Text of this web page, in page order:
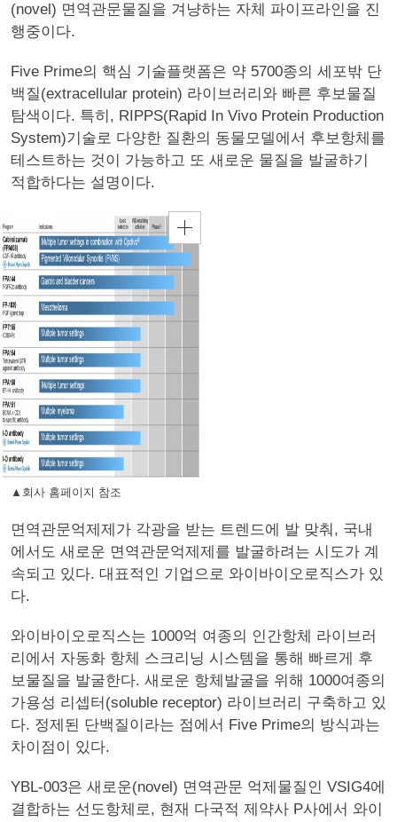
(novel) 면역관문물질을 겨냥하는 자체 파이프라인을 진
행중이다.
Five Prime의 핵심 기술플랫폼은 약 5700종의 세포밖 단
백질(extracellular protein) 라이브러리와 빠른 후보물질
탐색이다. 특히, RIPPS(Rapid In Vivo Protein Production
System)기술로 다양한 질환의 동물모델에서 후보항체를
테스트하는 것이 가능하고 또 새로운 물질을 발굴하기
적합하다는 설명이다.
▲회사 홈페이지 참조
면역관문억제제가 각광을 받는 트렌드에 발 맞춰, 국내
에서도 새로운 면역관문억제제를 발굴하려는 시도가 계
속되고 있다. 대표적인 기업으로 와이바이오로직스가 있
다.
와이바이오로직스는 1000억 여종의 인간항체 라이브러
리에서 자동화 항체 스크리닝 시스템을 통해 빠르게 후
보물질을 발굴한다. 새로운 항체발굴을 위해 1000여종의
가용성 리셉터(soluble receptor) 라이브러리 구축하고 있
다. 정제된 단백질이라는 점에서 Five Prime의 방식과는
차이점이 있다.
YBL-003은 새로운(novel) 면역관문 억제물질인 VSIG4에
결합하는 선도항체로, 현재 다국적 제약사 P사에서 와이